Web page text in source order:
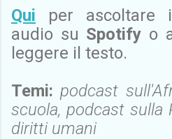
Qui per ascoltare
audio su Spotify o
leggere il testo.
Temi:podcast
scuola, podcast sulla
diritti umani